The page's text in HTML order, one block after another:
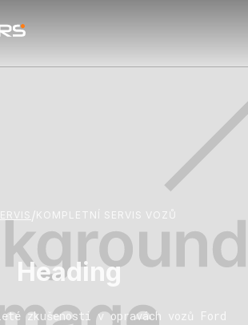
/KOMPLETNÍ SERVIS VOZŮ
Heading
zkušenosti v opravách vozů Ford